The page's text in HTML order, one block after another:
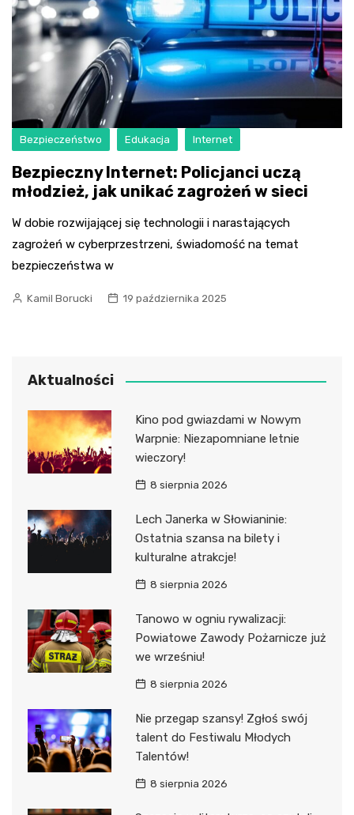
Bezpieczeństwo Edukacja Internet
Bezpieczny Internet: Policjanci uczą
młodzież, jak unikać zagrożeń w sieci
W dobie rozwijającej się technologii i narastających
zagrożeń w cyberprzestrzeni, świadomość na temat
bezpieczeństwa w
Kamil Borucki 19 października 2025
Aktualności
Kino pod gwiazdami w Nowym
Warpnie: Niezapomniane letnie
wieczory!
8 sierpnia 2026
Lech Janerka w Słowianinie:
Ostatnia szansa na bilety i
kulturalne atrakcje!
8 sierpnia 2026
Tanowo w ogniu rywalizacji:
Powiatowe Zawody Pożarnicze już
we wrześniu!
8 sierpnia 2026
Nie przegap szansy! Zgłoś swój
talent do Festiwalu Młodych
Talentów!
8 sierpnia 2026